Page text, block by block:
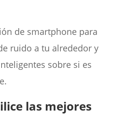
de smartphone para
ruido a tu alrededor y
sobre si es
las mejores